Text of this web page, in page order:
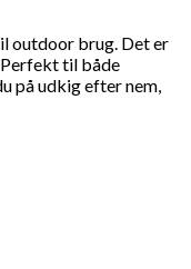
outdoor brug. Det er
til både
på udkig efter nem,